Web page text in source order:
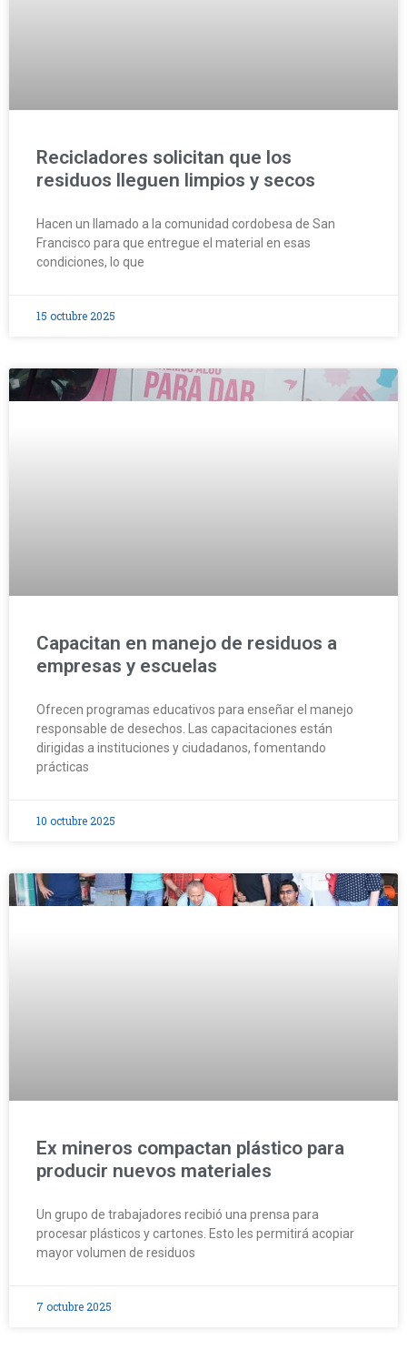
Recicladores solicitan que los
residuos lleguen limpios y secos
Hacen un llamado a la comunidad cordobesa de San
Francisco para que entregue el material en esas
condiciones, lo que
15 octubre 2025
Capacitan en manejo de residuos a
empresas y escuelas
Ofrecen programas educativos para enseñar el manejo
responsable de desechos. Las capacitaciones están
dirigidas a instituciones y ciudadanos, fomentando
prácticas
10 octubre 2025
Ex mineros compactan plástico para
producir nuevos materiales
Un grupo de trabajadores recibió una prensa para
procesar plásticos y cartones. Esto les permitirá acopiar
mayor volumen de residuos
7 octubre 2025